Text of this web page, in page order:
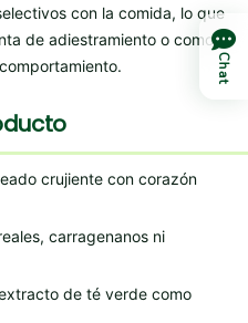
con la comida, lo que
de adiestramiento o como
crujiente con corazón
carragenanos ni
de té verde como
Chat